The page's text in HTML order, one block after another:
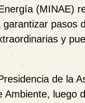
(MINAE)
garantizar pasos
y
de la
luego